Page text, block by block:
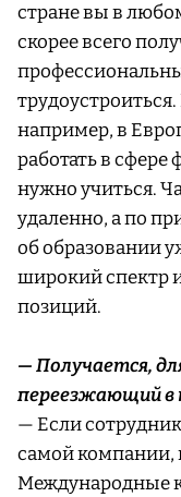
стране вы в
скорее всего
например, в
работать в сфере
нужно учиться.
удаленно, а по
об образовании
широкий спектр
позиций.
— Получается,
переезжающий в
— Если
самой компании,
Международные